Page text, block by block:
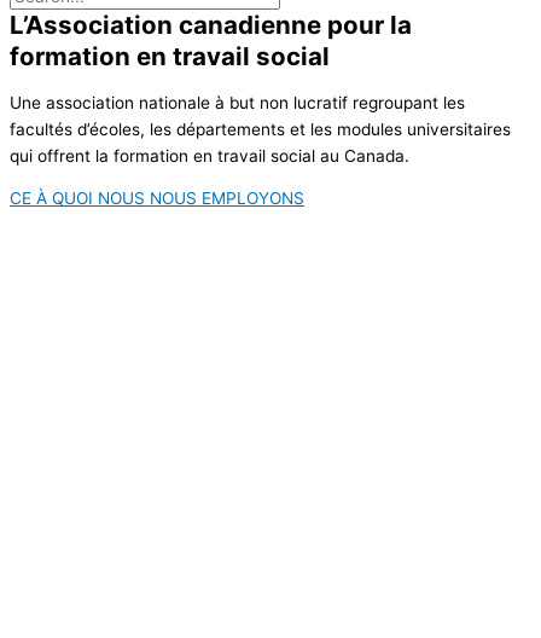
L’Association canadienne pour la
formation en travail social
Une association nationale à but non lucratif regroupant les
facultés d’écoles, les départements et les modules universitaires
qui offrent la formation en travail social au Canada.
CE À QUOI NOUS NOUS EMPLOYONS